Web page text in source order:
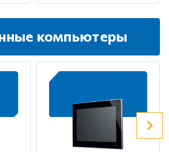
компьютеры